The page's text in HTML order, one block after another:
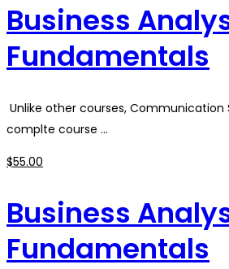
Business
Fundamentals
Unlike other courses, Communication
complte course …
$55.00
Business
Fundamentals